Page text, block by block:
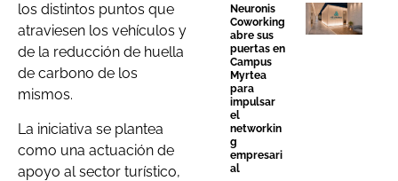
los distintos puntos que
atraviesen los vehículos y
de la reducción de huella
de carbono de los
mismos.
La iniciativa se plantea
como una actuación de
apoyo al sector turístico,
Neuronis
Coworking
abre sus
puertas en
Campus
Myrtea
para
impulsar
el
networkin
g
empresari
al